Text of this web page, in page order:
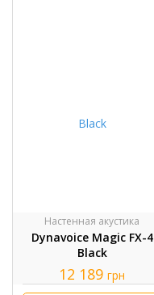
Настенная акустика
Dynavoice Magic FX-4
Black
12 189 грн